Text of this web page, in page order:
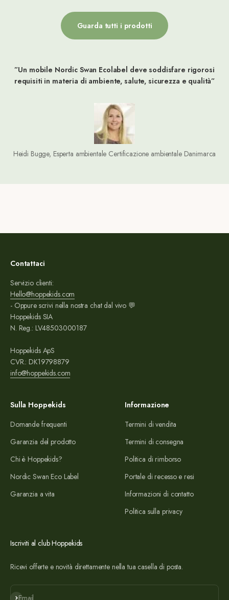
Guarda tutti i prodotti
”Un mobile Nordic Swan Ecolabel deve soddisfare rigorosi
requisiti in materia di ambiente, salute, sicurezza e qualità”
Heidi Bugge, Esperta ambientale Certificazione ambientale Danimarca
Contattaci
Servizio clienti:
Hello@hoppekids.com
- Oppure scrivi nella nostra chat dal vivo 💬
Hoppekids SIA
N. Reg.: LV48503000187
Hoppekids ApS
CVR.: DK19798879
info@hoppekids.com
Sulla Hoppekids
Domande frequenti
Garanzia del prodotto
Chi è Hoppekids?
Nordic Swan Eco Label
Garanzia a vita
Informazione
Termini di vendita
Termini di consegna
Politica di rimborso
Portale di recesso e resi
Informazioni di contatto
Politica sulla privacy
Iscriviti al club Hoppekids
Ricevi offerte e novità direttamente nella tua casella di posta.
Iscriviti